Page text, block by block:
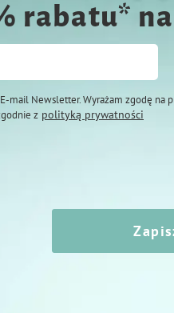
rabatu*
mail Newsletter. Wyrażam zgodę
z polityką prywatności